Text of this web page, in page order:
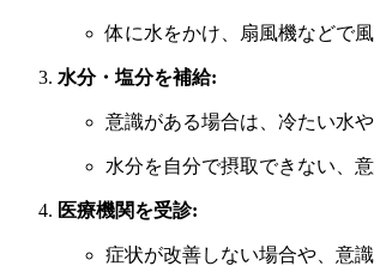
体に水をかけ、扇風機などで
水分・塩分を補給:
意識がある場合は、冷たい水
水分を自分で摂取できない、
医療機関を受診:
症状が改善しない場合や、意